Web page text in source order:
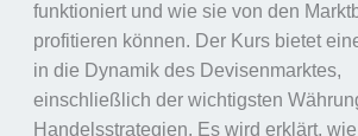
funktioniert und wie sie von den
profitieren können. Der Kurs bietet
in die Dynamik des Devisenmarktes,
einschließlich der wichtigsten
Handelsstrategien. Es wird erklärt, wie